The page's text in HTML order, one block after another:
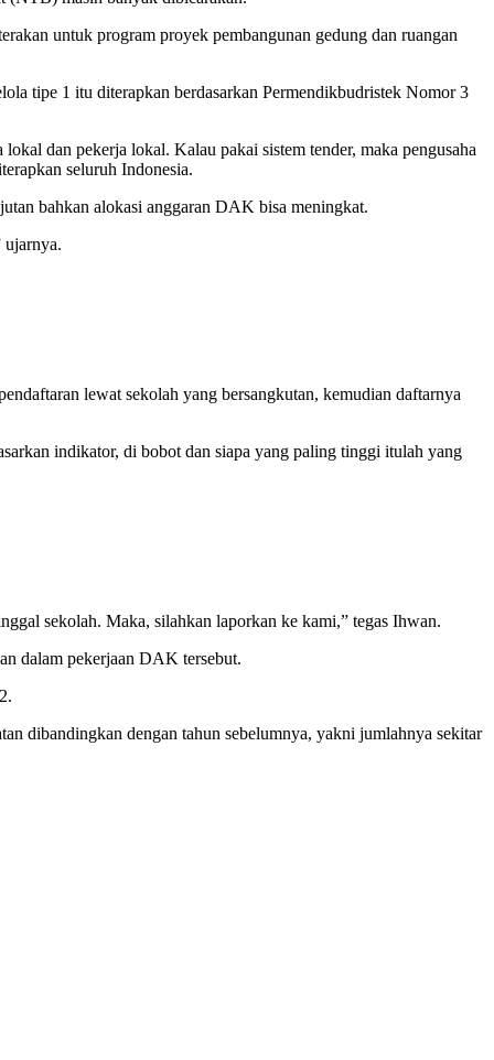
untuk program proyek pembangunan gedung dan ruangan
tipe 1 itu diterapkan berdasarkan Permendikbudristek Nomor 3
dan pekerja lokal. Kalau pakai sistem tender, maka pengusaha
seluruh Indonesia.
bahkan alokasi anggaran DAK bisa meningkat.
lewat sekolah yang bersangkutan, kemudian daftarnya
indikator, di bobot dan siapa yang paling tinggi itulah yang
sekolah. Maka, silahkan laporkan ke kami,” tegas Ihwan.
dalam pekerjaan DAK tersebut.
dibandingkan dengan tahun sebelumnya, yakni jumlahnya sekitar